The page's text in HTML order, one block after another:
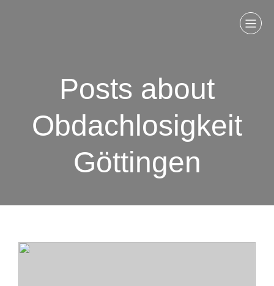
Posts about
Obdachlosigkeit
Göttingen